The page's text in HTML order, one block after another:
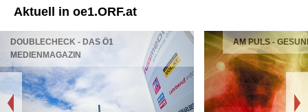
Aktuell in oe1.ORF.at
DOUBLECHECK - DAS Ö1
MEDIENMAGAZIN
AM PULS -